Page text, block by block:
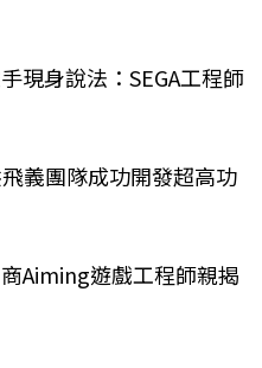
現身說法：SEGA工程師
義團隊成功開發超高功
Aiming遊戲工程師親揭